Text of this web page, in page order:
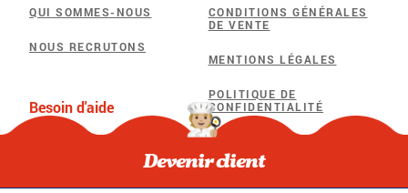
Devenir client
QUI SOMMES-NOUS
NOUS RECRUTONS
Besoin d'aide
CONDITIONS GÉNÉRALES
DE VENTE
MENTIONS LÉGALES
POLITIQUE DE
CONFIDENTIALITÉ
POLITIQUE D’UTILISATION
DES COOKIES